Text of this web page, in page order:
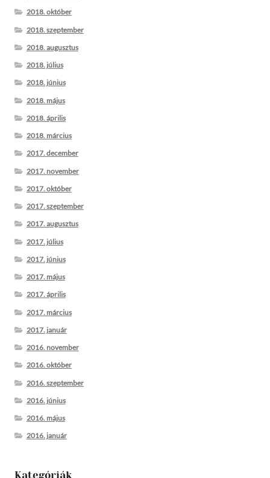
2018. október
2018. szeptember
2018. augusztus
2018. július
2018. június
2018. május
2018. április
2018. március
2017. december
2017. november
2017. október
2017. szeptember
2017. augusztus
2017. július
2017. június
2017. május
2017. április
2017. március
2017. január
2016. november
2016. október
2016. szeptember
2016. június
2016. május
2016. január
Kategóriák